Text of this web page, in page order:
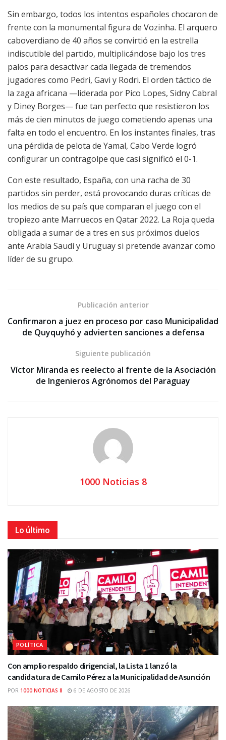
Sin embargo, todos los intentos españoles chocaron de
frente con la monumental figura de Vozinha. El arquero
caboverdiano de 40 años se convirtió en la estrella
indiscutible del partido, multiplicándose bajo los tres
palos para desactivar cada llegada de tremendos
jugadores como Pedri, Gavi y Rodri. El orden táctico de
la zaga africana —liderada por Pico Lopes, Sidny Cabral
y Diney Borges— fue tan perfecto que resistieron los
más de cien minutos de juego cometiendo apenas una
falta en todo el encuentro. En los instantes finales, tras
una pérdida de pelota de Yamal, Cabo Verde logró
configurar un contragolpe que casi significó el 0-1.
Con este resultado, España, con una racha de 30
partidos sin perder, está provocando duras críticas de
los medios de su país que comparan el juego con el
tropiezo ante Marruecos en Qatar 2022. La Roja queda
obligada a sumar de a tres en sus próximos duelos
ante Arabia Saudí y Uruguay si pretende avanzar como
líder de su grupo.
Publicación anterior
Confirmaron a juez en proceso por caso Municipalidad
de Quyquyhó y advierten sanciones a defensa
Siguiente publicación
Víctor Miranda es reelecto al frente de la Asociación
de Ingenieros Agrónomos del Paraguay
1000 Noticias 8
Lo último
POLÍTICA
Con amplio respaldo dirigencial, la Lista 1 lanzó la
candidatura de Camilo Pérez a la Municipalidad de Asunción
POR 1000 NOTICIAS 8 6 DE AGOSTO DE 2026